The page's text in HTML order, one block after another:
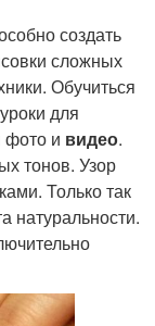
создать
сложных
Обучиться
для
фото и видео.
тонов. Узор
Только так
натуральности.